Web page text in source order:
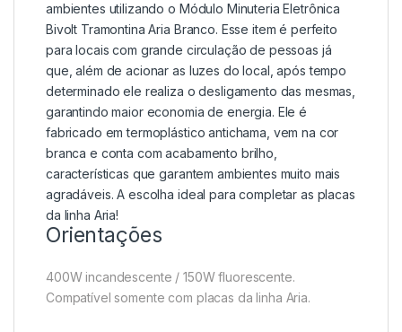
ambientes utilizando o Módulo Minuteria Eletrônica
Bivolt Tramontina Aria Branco. Esse item é perfeito
para locais com grande circulação de pessoas já
que, além de acionar as luzes do local, após tempo
determinado ele realiza o desligamento das mesmas,
garantindo maior economia de energia. Ele é
fabricado em termoplástico antichama, vem na cor
branca e conta com acabamento brilho,
características que garantem ambientes muito mais
agradáveis. A escolha ideal para completar as placas
da linha Aria!
Orientações
400W incandescente / 150W fluorescente.
Compatível somente com placas da linha Aria.